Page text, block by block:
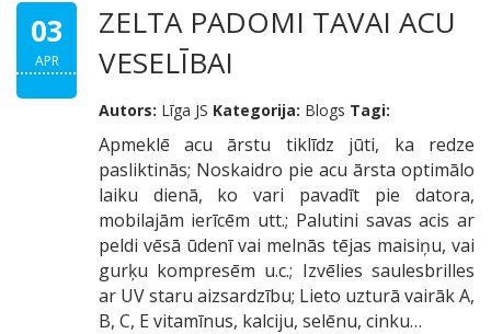
03
APR
ZELTA PADOMI TAVAI ACU
VESELĪBAI
Autors: Līga JS Kategorija: Blogs Tagi:
Apmeklē acu ārstu tiklīdz jūti, ka redze
pasliktinās; Noskaidro pie acu ārsta optimālo
laiku dienā, ko vari pavadīt pie datora,
mobilajām ierīcēm utt.; Palutini savas acis ar
peldi vēsā ūdenī vai melnās tējas maisiņu, vai
gurķu kompresēm u.c.; Izvēlies saulesbrilles
ar UV staru aizsardzību; Lieto uzturā vairāk A,
B, C, E vitamīnus, kalciju, selēnu, cinku…